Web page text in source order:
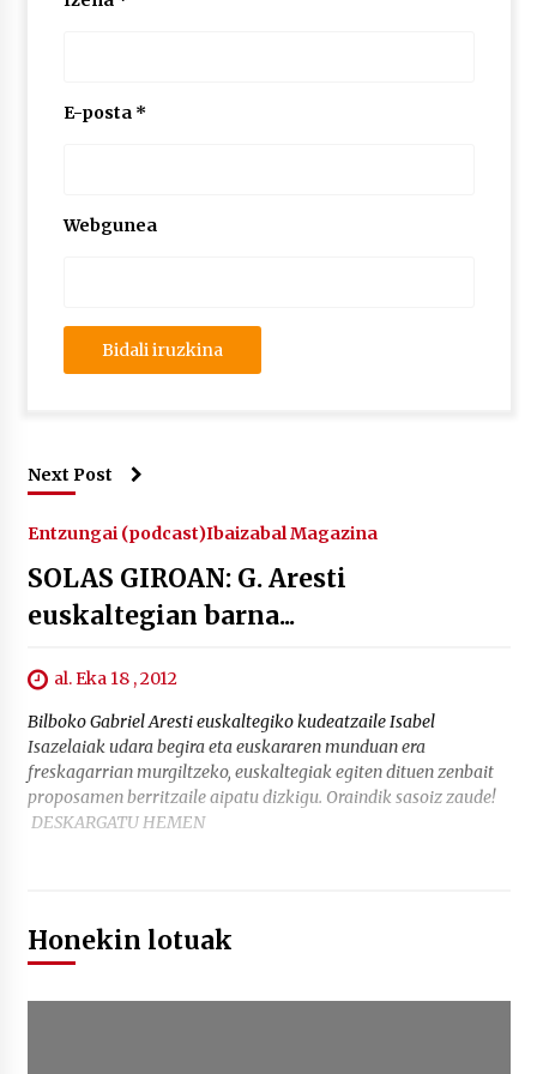
E-posta *
Webgunea
Next Post
Entzungai (podcast)Ibaizabal Magazina
SOLAS GIROAN: G. Aresti
euskaltegian barna...
al. Eka 18 , 2012
Bilboko Gabriel Aresti euskaltegiko kudeatzaile Isabel
Isazelaiak udara begira eta euskararen munduan era
freskagarrian murgiltzeko, euskaltegiak egiten dituen zenbait
proposamen berritzaile aipatu dizkigu. Oraindik sasoiz zaude!
DESKARGATU HEMEN
Honekin lotuak